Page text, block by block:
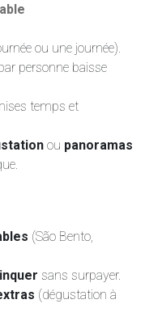
ou une journée).
personne baisse
temps et
ou panoramas
(São Bento,
sans surpayer.
(dégustation à